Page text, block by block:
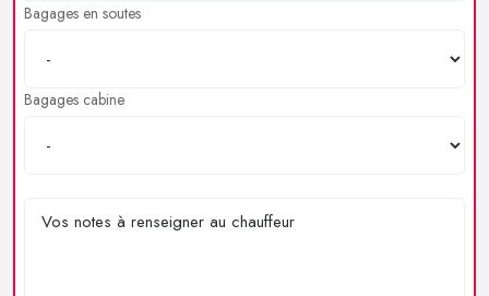
Bagages en soutes
Bagages cabine